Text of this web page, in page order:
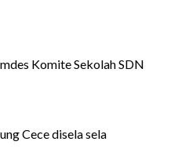
Komite Sekolah SDN
Cece disela sela